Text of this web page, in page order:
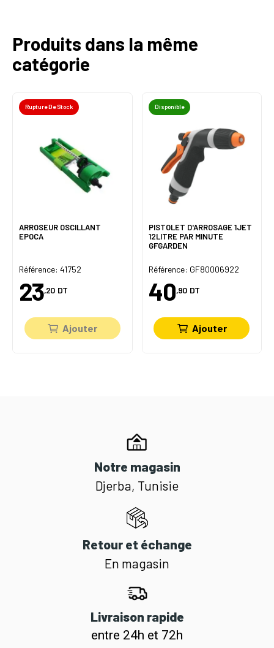
Produits dans la même
catégorie
Rupture De Stock
ARROSEUR OSCILLANT
EPOCA
Référence: 41752
23,20 DT
Ajouter
Disponible
PISTOLET D'ARROSAGE 1JET
12LITRE PAR MINUTE
GFGARDEN
Référence: GF80006922
40,90 DT
Ajouter
Notre magasin
Djerba, Tunisie
Retour et échange
En magasin
Livraison rapide
entre 24h et 72h